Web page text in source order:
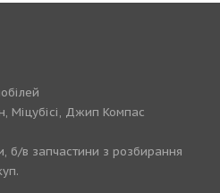
Міцубісі, Джип Компас
б/в запчастини з розбирання